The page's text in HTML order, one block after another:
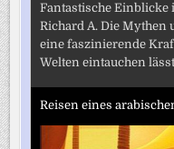
Fantastische Einblicke
Richard A. Die
eine faszinierende
Welten eintauchen
Reisen eines